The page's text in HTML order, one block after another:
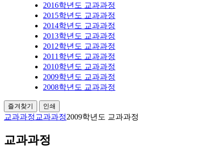
2016학년도 교과과정
2015학년도 교과과정
2014학년도 교과과정
2013학년도 교과과정
2012학년도 교과과정
2011학년도 교과과정
2010학년도 교과과정
2009학년도 교과과정
2008학년도 교과과정
즐겨찾기 인쇄
교과과정 교과과정2009학년도 교과과정
교과과정